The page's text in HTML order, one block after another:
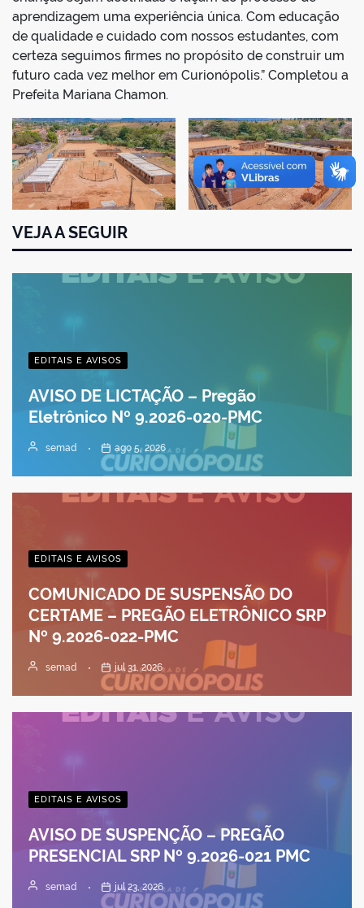
aprendizagem uma experiência única. Com educação
de qualidade e cuidado com nossos estudantes, com
certeza seguimos firmes no propósito de construir um
futuro cada vez melhor em Curionópolis.” Completou a
Prefeita Mariana Chamon.
VEJA A SEGUIR
EDITAIS E AVISOS
AVISO DE LICTAÇÃO – Pregão
Eletrônico Nº 9.2026-020-PMC
semad ago 5, 2026
EDITAIS E AVISOS
COMUNICADO DE SUSPENSÃO DO
CERTAME – PREGÃO ELETRÔNICO SRP
Nº 9.2026-022-PMC
semad jul 31, 2026
EDITAIS E AVISOS
AVISO DE SUSPENÇÃO – PREGÃO
PRESENCIAL SRP Nº 9.2026-021 PMC
semad jul 23, 2026